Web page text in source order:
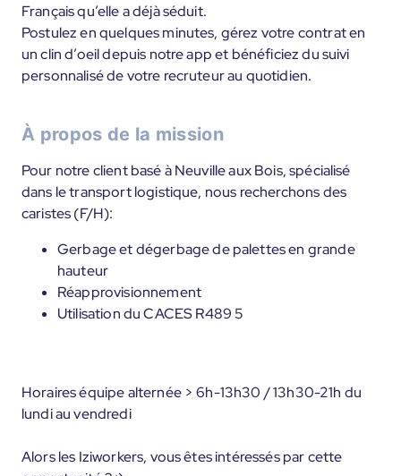
Français qu’elle a déjà séduit.
Postulez en quelques minutes, gérez votre contrat en
un clin d’oeil depuis notre app et bénéficiez du suivi
personnalisé de votre recruteur au quotidien.
À propos de la mission
Pour notre client basé à Neuville aux Bois, spécialisé
dans le transport logistique, nous recherchons des
caristes (F/H):
Gerbage et dégerbage de palettes en grande
hauteur
Réapprovisionnement
Utilisation du CACES R489 5
Horaires équipe alternée > 6h-13h30 / 13h30-21h du
lundi au vendredi
Alors les Iziworkers, vous êtes intéressés par cette